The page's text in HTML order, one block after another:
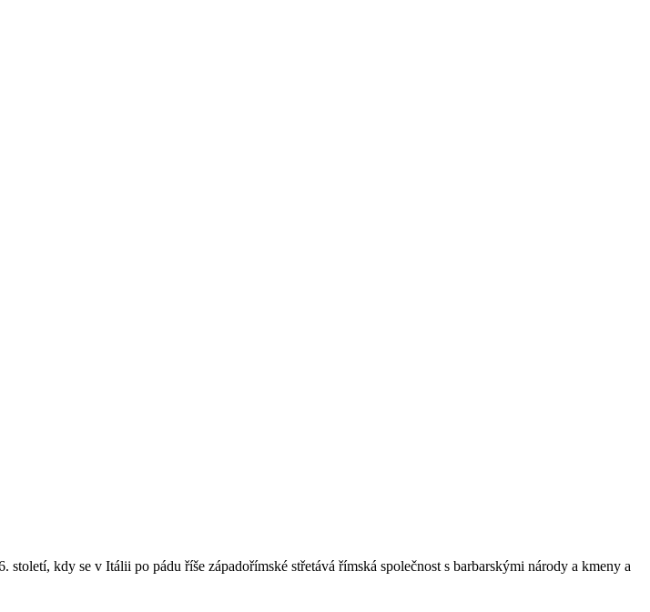
kdy se v Itálii po pádu říše západořímské střetává římská společnost s barbarskými národy a kmeny a